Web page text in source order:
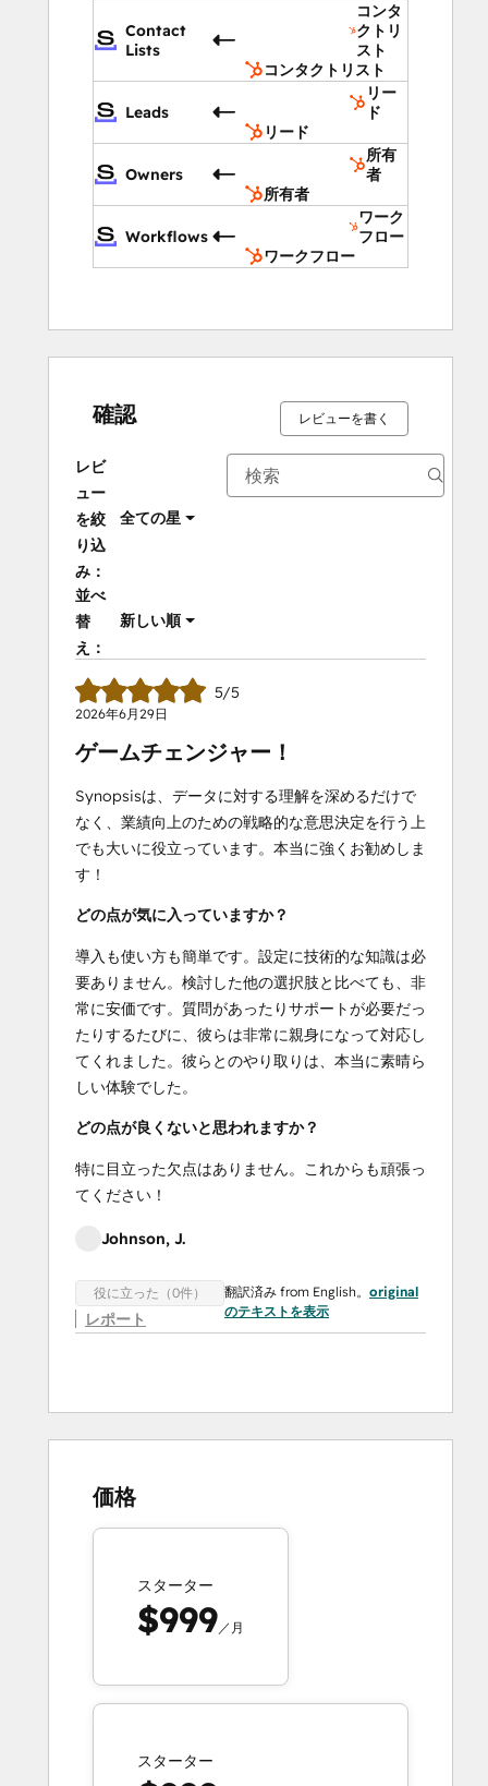
Contact
Lists
コンタ
クトリ
スト
コンタクトリスト
Leads
リー
ド
リード
Owners
所有
者
所有者
Workflows
ワーク
フロー
ワークフロー
確認 レビューを書く
レビ
ュー
を絞
り込
み：
全ての星
並べ
替
え：
新しい順
5/5
2026年6月29日
ゲームチェンジャー！
Synopsisは、データに対する理解を深めるだけで
なく、業績向上のための戦略的な意思決定を行う上
でも大いに役立っています。本当に強くお勧めしま
す！
どの点が気に入っていますか？
導入も使い方も簡単です。設定に技術的な知識は必
要ありません。検討した他の選択肢と比べても、非
常に安価です。質問があったりサポートが必要だっ
たりするたびに、彼らは非常に親身になって対応し
てくれました。彼らとのやり取りは、本当に素晴ら
しい体験でした。
どの点が良くないと思われますか？
特に目立った欠点はありません。これからも頑張っ
てください！
Johnson, J.
役に立った（0件）
レポート
翻訳済み from English。 original
のテキストを表示
価格
スターター
$999 ／月
スターター